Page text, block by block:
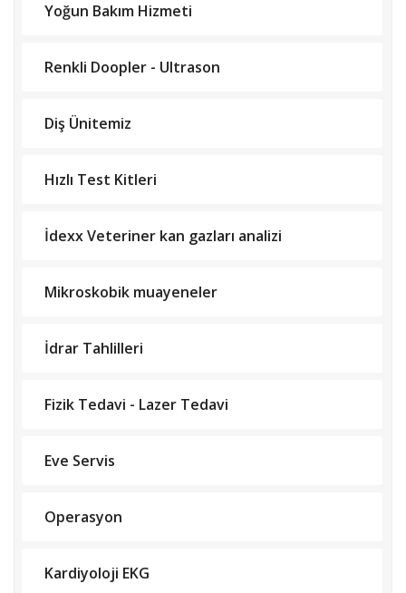
Yoğun Bakım Hizmeti
Renkli Doopler - Ultrason
Diş Ünitemiz
Hızlı Test Kitleri
İdexx Veteriner kan gazları analizi
Mikroskobik muayeneler
İdrar Tahlilleri
Fizik Tedavi - Lazer Tedavi
Eve Servis
Operasyon
Kardiyoloji EKG